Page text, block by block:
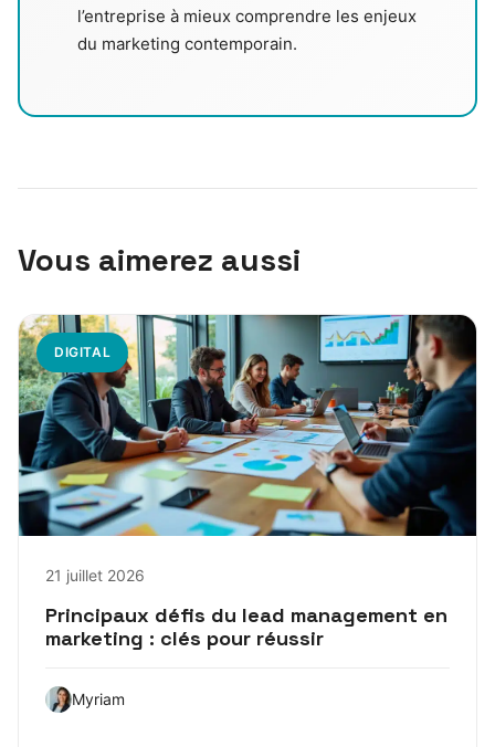
l’entreprise à mieux comprendre les enjeux
du marketing contemporain.
Vous aimerez aussi
DIGITAL
21 juillet 2026
Principaux défis du lead management en
marketing : clés pour réussir
Myriam